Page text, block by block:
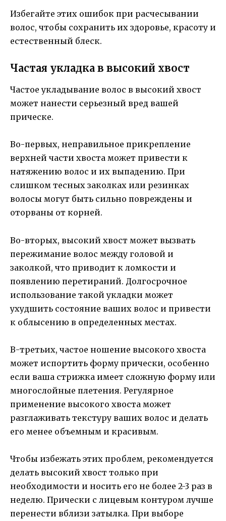
Избегайте этих ошибок при расчесывании
волос, чтобы сохранить их здоровье, красоту и
естественный блеск.
Частая укладка в высокий хвост
Частое укладывание волос в высокий хвост
может нанести серьезный вред вашей
прическе.
Во-первых, неправильное прикрепление
верхней части хвоста может привести к
натяжению волос и их выпадению. При
слишком тесных заколках или резинках
волосы могут быть сильно повреждены и
оторваны от корней.
Во-вторых, высокий хвост может вызвать
пережимание волос между головой и
заколкой, что приводит к ломкости и
появлению перетираний. Долгосрочное
использование такой укладки может
ухудшить состояние ваших волос и привести
к облысению в определенных местах.
В-третьих, частое ношение высокого хвоста
может испортить форму прически, особенно
если ваша стрижка имеет сложную форму или
многослойные плетения. Регулярное
применение высокого хвоста может
разглаживать текстуру ваших волос и делать
его менее объемным и красивым.
Чтобы избежать этих проблем, рекомендуется
делать высокий хвост только при
необходимости и носить его не более 2-3 раз в
неделю. Прически с лицевым контуром лучше
перенести вблизи затылка. При выборе